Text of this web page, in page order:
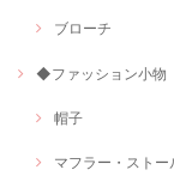
ブローチ
◆ファッション小物
帽子
マフラー・ストー